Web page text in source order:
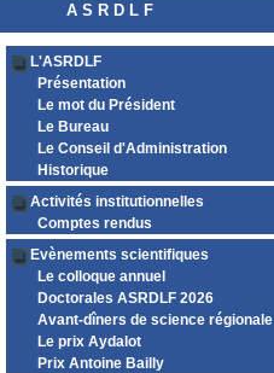
A S R D L F
L'ASRDLF
Présentation
Le mot du Président
Le Bureau
Le Conseil d'Administration
Historique
Activités institutionnelles
Comptes rendus
Evènements scientifiques
Le colloque annuel
Doctorales ASRDLF 2026
Avant-dîners de science régionale
Le prix Aydalot
Prix Antoine Bailly